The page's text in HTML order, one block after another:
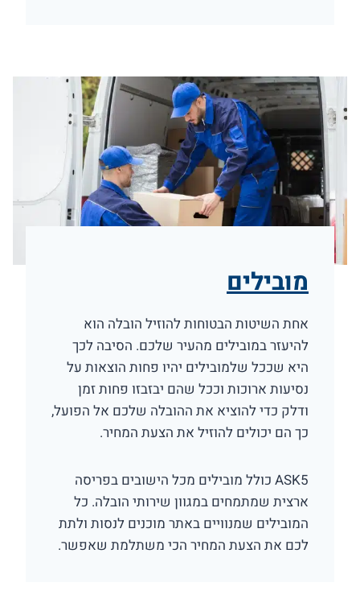
מובילים
אחת השיטות הבטוחות להוזיל הובלה הוא
להיעזר במובילים מהעיר שלכם. הסיבה לכך
היא שככל שלמובילים יהיו פחות הוצאות על
נסיעות ארוכות וככל שהם יבזבזו פחות זמן
ודלק כדי להוציא את ההובלה שלכם אל הפועל,
כך הם יכולים להוזיל את הצעת המחיר.
ASK5 כולל מובילים מכל הישובים בפריסה
ארצית שמתמחים במגוון שירותי הובלה. כל
המובילים שמנוויים באתר מוכנים לנסות ולתת
לכם את הצעת המחיר הכי משתלמת שאפשר.